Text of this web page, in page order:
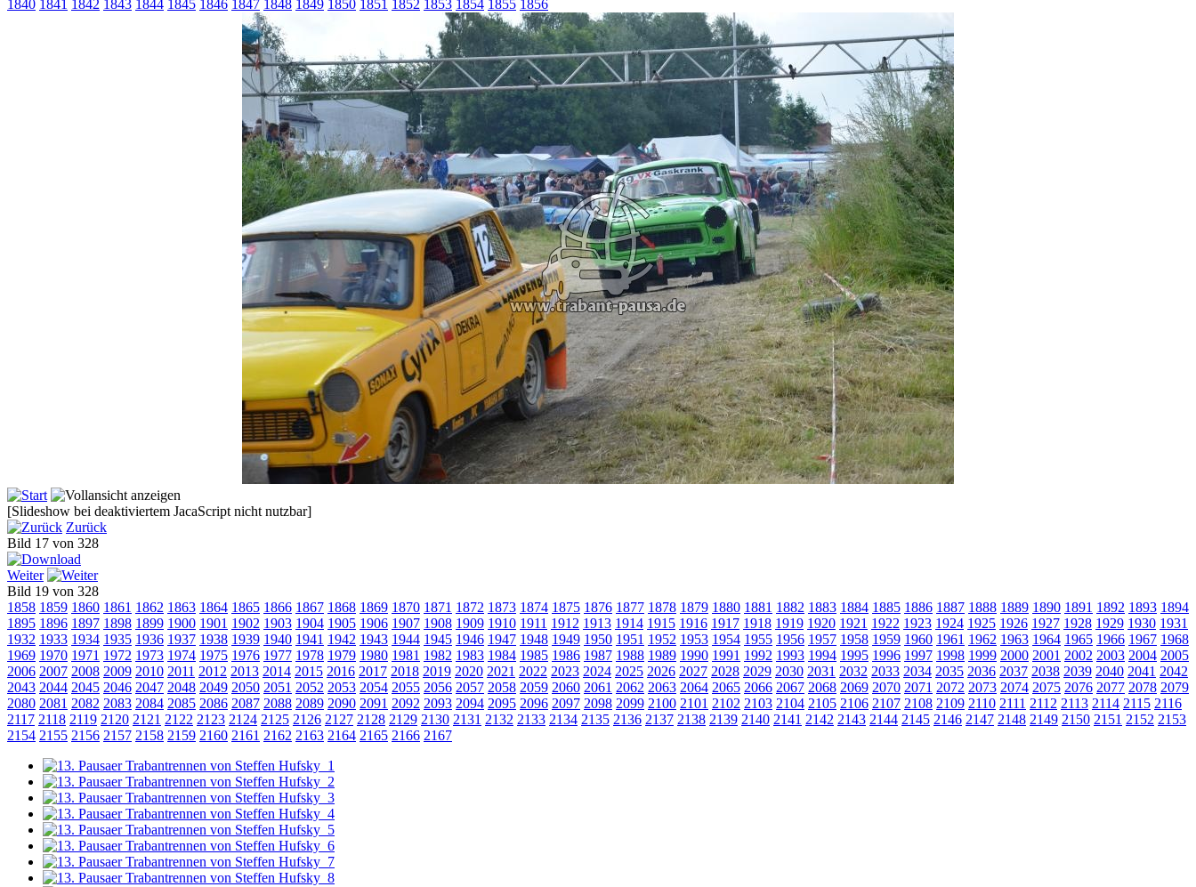
1840 1841 1842 1843 1844 1845 1846 1847 1848 1849 1850 1851 1852 1853 1854 1855 1856
[Slideshow bei deaktiviertem JacaScript nicht nutzbar]
Zurück
Bild 17 von 328
Weiter
Bild 19 von 328
1858 1859 1860 1861 1862 1863 1864 1865 1866 1867 1868 1869 1870 1871 1872 1873 1874 1875 1876 1877 1878 1879 1880 1881 1882 1883 1884 1885 1886 1887 1888 1889 1890 1891 1892 1893 1894
1895 1896 1897 1898 1899 1900 1901 1902 1903 1904 1905 1906 1907 1908 1909 1910 1911 1912 1913 1914 1915 1916 1917 1918 1919 1920 1921 1922 1923 1924 1925 1926 1927 1928 1929 1930 1931
1932 1933 1934 1935 1936 1937 1938 1939 1940 1941 1942 1943 1944 1945 1946 1947 1948 1949 1950 1951 1952 1953 1954 1955 1956 1957 1958 1959 1960 1961 1962 1963 1964 1965 1966 1967 1968
1969 1970 1971 1972 1973 1974 1975 1976 1977 1978 1979 1980 1981 1982 1983 1984 1985 1986 1987 1988 1989 1990 1991 1992 1993 1994 1995 1996 1997 1998 1999 2000 2001 2002 2003 2004 2005
2006 2007 2008 2009 2010 2011 2012 2013 2014 2015 2016 2017 2018 2019 2020 2021 2022 2023 2024 2025 2026 2027 2028 2029 2030 2031 2032 2033 2034 2035 2036 2037 2038 2039 2040 2041 2042
2043 2044 2045 2046 2047 2048 2049 2050 2051 2052 2053 2054 2055 2056 2057 2058 2059 2060 2061 2062 2063 2064 2065 2066 2067 2068 2069 2070 2071 2072 2073 2074 2075 2076 2077 2078 2079
2080 2081 2082 2083 2084 2085 2086 2087 2088 2089 2090 2091 2092 2093 2094 2095 2096 2097 2098 2099 2100 2101 2102 2103 2104 2105 2106 2107 2108 2109 2110 2111 2112 2113 2114 2115 2116
2117 2118 2119 2120 2121 2122 2123 2124 2125 2126 2127 2128 2129 2130 2131 2132 2133 2134 2135 2136 2137 2138 2139 2140 2141 2142 2143 2144 2145 2146 2147 2148 2149 2150 2151 2152 2153
2154 2155 2156 2157 2158 2159 2160 2161 2162 2163 2164 2165 2166 2167